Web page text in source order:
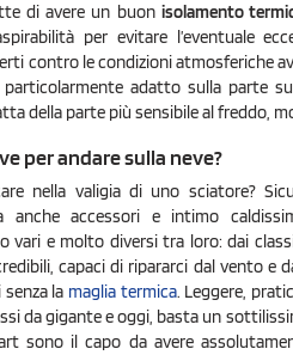
di avere un buon isolamento
per evitare l’eventuale
contro le condizioni atmosferiche
adatto sulla parte
della parte più sensibile al freddo,
per andare sulla neve?
nella valigia di uno sciatore?
anche accessori e intimo
vari e molto diversi tra loro: dai
capaci di ripararci dal vento e
la maglia termica. Leggere,
da gigante e oggi, basta un
sono il capo da avere